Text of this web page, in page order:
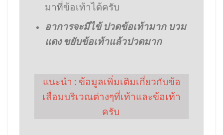
มาที่ข้อเท้าได้ครับ
อาการจะมีไข้ ปวดข้อเท้ามาก บวม
แดง ขยับข้อเท้าแล้วปวดมาก
แนะนำ : ข้อมูลเพิ่มเติมเกี่ยวกับข้อ
เสื่อมบริเวณต่างๆที่เท้าและข้อเท้า
ครับ